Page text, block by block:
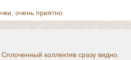
очень приятно.
коллектив сразу видно.